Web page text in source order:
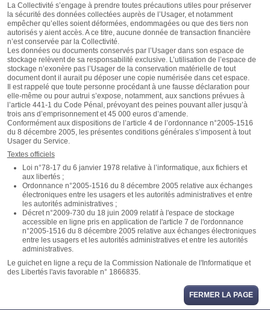
La Collectivité s’engage à prendre toutes précautions utiles pour préserver
la sécurité des données collectées auprès de l’Usager, et notamment
empêcher qu’elles soient déformées, endommagées ou que des tiers non
autorisés y aient accès. A ce titre, aucune donnée de transaction financière
n’est conservée par la Collectivité.
Les données ou documents conservés par l’Usager dans son espace de
stockage relèvent de sa responsabilité exclusive. L’utilisation de l’espace de
stockage n’exonère pas l’Usager de la conservation matérielle de tout
document dont il aurait pu déposer une copie numérisée dans cet espace.
Il est rappelé que toute personne procédant à une fausse déclaration pour
elle-même ou pour autrui s’expose, notamment, aux sanctions prévues à
l’article 441-1 du Code Pénal, prévoyant des peines pouvant aller jusqu’à
trois ans d’emprisonnement et 45 000 euros d’amende.
Conformément aux dispositions de l’article 4 de l’ordonnance n°2005-1516
du 8 décembre 2005, les présentes conditions générales s’imposent à tout
Usager du Service.
Textes officiels
Loi n°78-17 du 6 janvier 1978 relative à l’informatique, aux fichiers et
aux libertés ;
Ordonnance n°2005-1516 du 8 décembre 2005 relative aux échanges
électroniques entre les usagers et les autorités administratives et entre
les autorités administratives ;
Décret n°2009-730 du 18 juin 2009 relatif à l'espace de stockage
accessible en ligne pris en application de l'article 7 de l'ordonnance
n°2005-1516 du 8 décembre 2005 relative aux échanges électroniques
entre les usagers et les autorités administratives et entre les autorités
administratives.
Le guichet en ligne a reçu de la Commission Nationale de l'Informatique et
des Libertés l'avis favorable n° 1866835.
FERMER LA PAGE